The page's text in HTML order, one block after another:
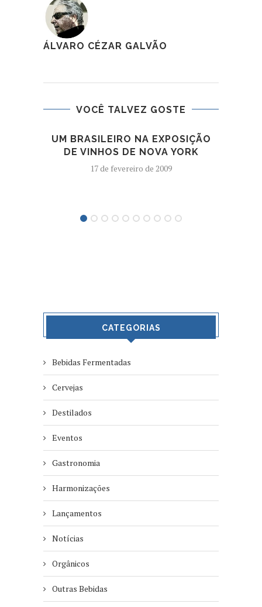
ÁLVARO CÉZAR GALVÃO
VOCÊ TALVEZ GOSTE
UM BRASILEIRO NA EXPOSIÇÃO
DE VINHOS DE NOVA YORK
17 de fevereiro de 2009
CATEGORIAS
Bebidas Fermentadas
Cervejas
Destilados
Eventos
Gastronomia
Harmonizações
Lançamentos
Notícias
Orgânicos
Outras Bebidas